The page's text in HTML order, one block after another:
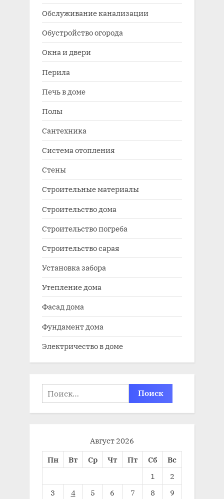
Обслуживание канализации
Обустройство огорода
Окна и двери
Перила
Печь в доме
Полы
Сантехника
Система отопления
Стены
Строительные материалы
Строительство дома
Строительство погреба
Строительство сарая
Установка забора
Утепление дома
Фасад дома
Фундамент дома
Электричество в доме
Найти:
Август 2026
Пн
Вт Ср Чт Пт Сб
Вс
1
2
3
4 5 6 7 8
9